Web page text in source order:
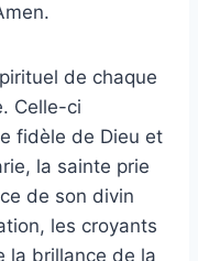
de chaque
Celle-ci
fidèle de Dieu et
la sainte prie
de son divin
les croyants
la brillance de la